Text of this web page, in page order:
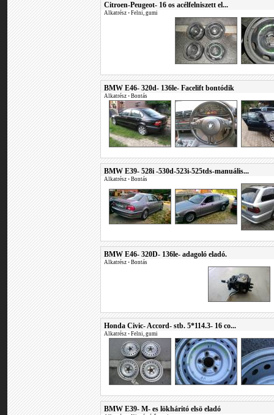
Citroen-Peugeot- 16 os acélfelniszett el...
Alkatrész • Felni, gumi
BMW E46- 320d- 136le- Facelift bontódik
Alkatrész • Bontás
BMW E39- 528i -530d-523i-525tds-manuális...
Alkatrész • Bontás
BMW E46- 320D- 136le- adagoló eladó.
Alkatrész • Bontás
Honda Civic- Accord- stb. 5*114.3- 16 co...
Alkatrész • Felni, gumi
BMW E39- M- es lökháritó elsö eladó